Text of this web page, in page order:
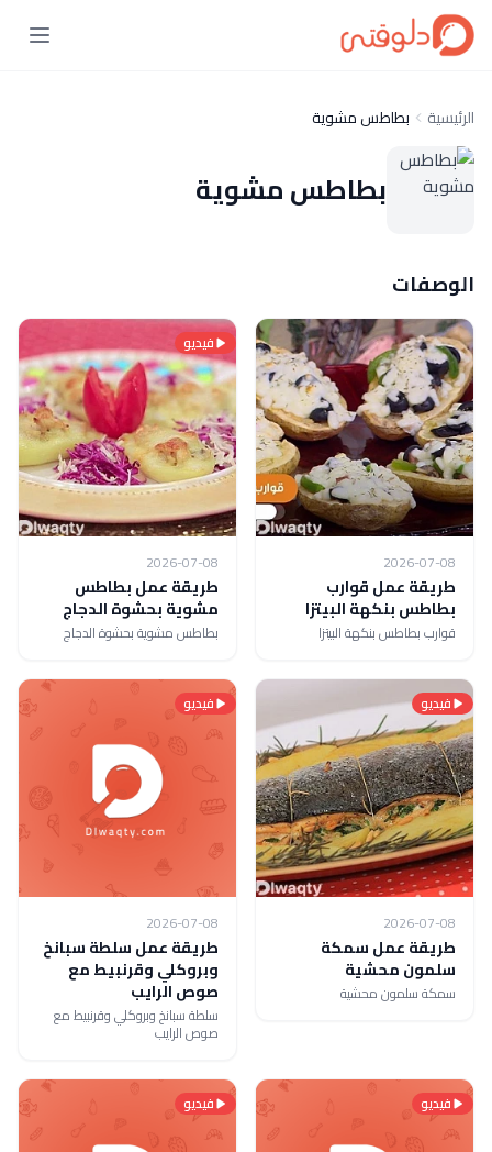
الرئيسية بطاطس مشوية
بطاطس مشوية
الوصفات
2026-07-08
طريقة عمل قوارب
بطاطس بنكهة البيتزا
قوارب بطاطس بنكهة البيتزا
فيديو
2026-07-08
طريقة عمل بطاطس
مشوية بحشوة الدجاج
بطاطس مشوية بحشوة الدجاج
فيديو
2026-07-08
طريقة عمل سمكة
سلمون محشية
سمكة سلمون محشية
فيديو
2026-07-08
طريقة عمل سلطة سبانخ
وبروكلي وقرنبيط مع
صوص الرايب
سلطة سبانخ وبروكلي وقرنبيط مع
صوص الرايب
فيديو فيديو